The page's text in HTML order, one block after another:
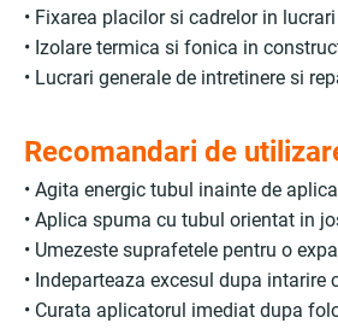
• Fixarea placilor si cadrelor in
• Izolare termica si fonica in
• Lucrari generale de intretinere si
Recomandari de
• Agita energic tubul inainte de
• Aplica spuma cu tubul orientat in
• Umezeste suprafetele pentru o
• Indeparteaza excesul dupa intarire
• Curata aplicatorul imediat dupa